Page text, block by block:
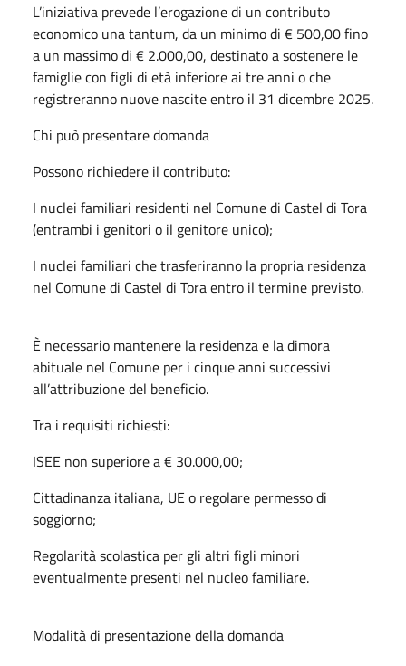
L’iniziativa prevede l’erogazione di un contributo
economico una tantum, da un minimo di € 500,00 fino
a un massimo di € 2.000,00, destinato a sostenere le
famiglie con figli di età inferiore ai tre anni o che
registreranno nuove nascite entro il 31 dicembre 2025.
Chi può presentare domanda
Possono richiedere il contributo:
I nuclei familiari residenti nel Comune di Castel di Tora
(entrambi i genitori o il genitore unico);
I nuclei familiari che trasferiranno la propria residenza
nel Comune di Castel di Tora entro il termine previsto.
È necessario mantenere la residenza e la dimora
abituale nel Comune per i cinque anni successivi
all’attribuzione del beneficio.
Tra i requisiti richiesti:
ISEE non superiore a € 30.000,00;
Cittadinanza italiana, UE o regolare permesso di
soggiorno;
Regolarità scolastica per gli altri figli minori
eventualmente presenti nel nucleo familiare.
Modalità di presentazione della domanda